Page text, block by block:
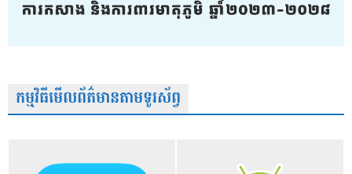
កម្មវិធីមើលព័ត៌មានតាមទូរស័ព្វ